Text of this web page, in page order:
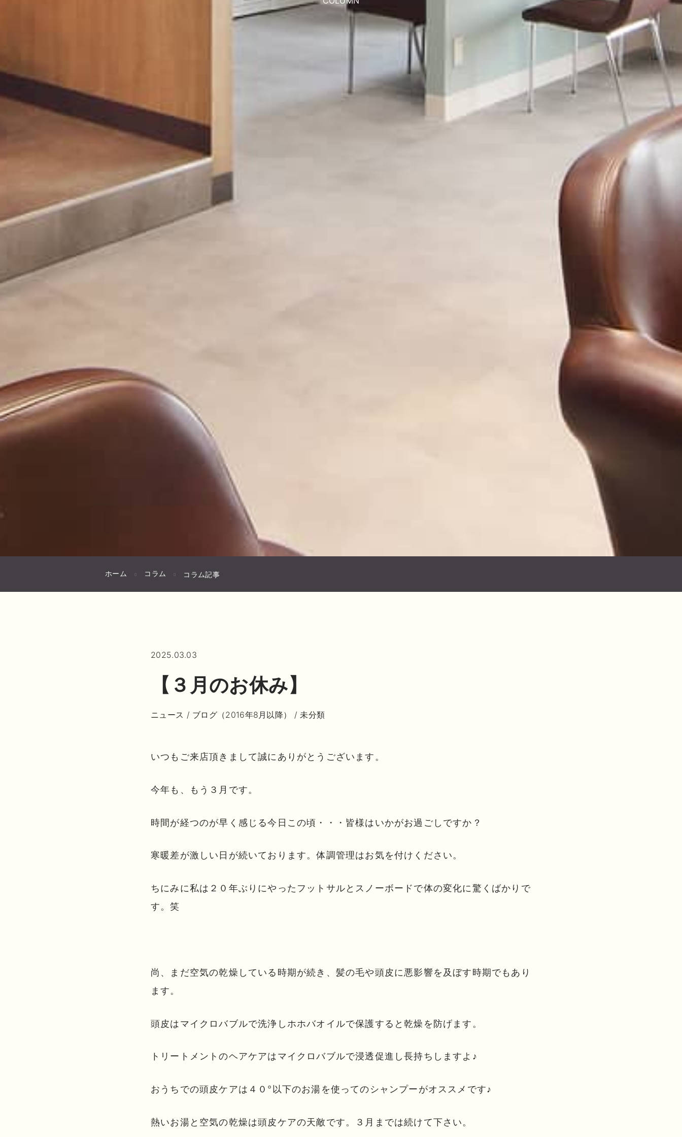
ホーム コラム コラム記事
2025.03.03
【３月のお休み】
ニュース / ブログ（2016年8月以降） /未分類
いつもご来店頂きまして誠にありがとうございます。
今年も、もう３月です。
時間が経つのが早く感じる今日この頃・・・皆様はいかがお過ごしですか？
寒暖差が激しい日が続いております。体調管理はお気を付けください。
ちにみに私は２０年ぶりにやったフットサルとスノーボードで体の変化に驚くばかりで
す。笑
尚、まだ空気の乾燥している時期が続き、髪の毛や頭皮に悪影響を及ぼす時期でもあり
ます。
頭皮はマイクロバブルで洗浄しホホバオイルで保護すると乾燥を防げます。
トリートメントのヘアケアはマイクロバブルで浸透促進し長持ちしますよ♪
おうちでの頭皮ケアは４０°以下のお湯を使ってのシャンプーがオススメです♪
熱いお湯と空気の乾燥は頭皮ケアの天敵です。３月までは続けて下さい。